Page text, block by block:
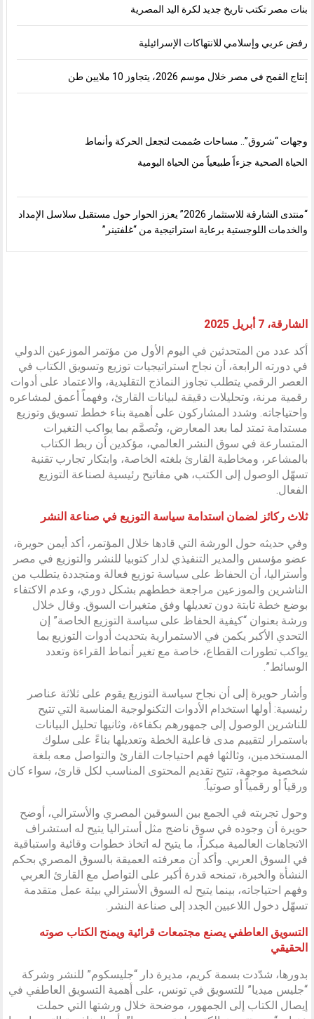
بنات مصر تكتب تاريخ جديد لكرة اليد المصرية
رفض عربي وإسلامي للانتهاكات الإسرائيلية
إنتاج القمح في مصر خلال موسم 2026، يتجاوز 10 ملايين طن
وجهات “شروق”.. مساحات صُممت لتجعل الحركة وأنماط
الحياة الصحية جزءاً طبيعياً من الحياة اليومية
“منتدى الشارقة للاستثمار 2026” يعزز الحوار حول مستقبل سلاسل الإمداد
والخدمات اللوجستية برعاية استراتيجية من “غلفتينر”
الشارقة، 7 أبريل 2025
أكد عدد من المتحدثين في اليوم الأول من مؤتمر الموزعين الدولي
في دورته الرابعة، أن نجاح استراتيجيات توزيع وتسويق الكتاب في
العصر الرقمي يتطلب تجاوز النماذج التقليدية، والاعتماد على أدوات
رقمية مرنة، وتحليلات دقيقة لبيانات القارئ، وفهماً أعمق لمشاعره
واحتياجاته. وشدد المشاركون على أهمية بناء خطط تسويق وتوزيع
مستدامة تمتد لما بعد المعارض، وتُصمَّم بما يواكب التغيرات
المتسارعة في سوق النشر العالمي، مؤكدين أن ربط الكتاب
بالمشاعر، ومخاطبة القارئ بلغته الخاصة، وابتكار تجارب تقنية
تسهّل الوصول إلى الكتب، هي مفاتيح رئيسية لصناعة التوزيع
الفعال.
ثلاث ركائز لضمان استدامة سياسة التوزيع في صناعة النشر
وفي حديثه حول الورشة التي قادها خلال المؤتمر، أكد أيمن حويرة،
عضو مؤسس والمدير التنفيذي لدار كتوبيا للنشر والتوزيع في مصر
وأستراليا، أن الحفاظ على سياسة توزيع فعالة ومتجددة يتطلب من
الناشرين والموزعين مراجعة خططهم بشكل دوري، وعدم الاكتفاء
بوضع خطة ثابتة دون تعديلها وفق متغيرات السوق. وقال خلال
ورشة بعنوان “كيفية الحفاظ على سياسة التوزيع الخاصة” إن
التحدي الأكبر يكمن في الاستمرارية بتحديث أدوات التوزيع بما
يواكب تطورات القطاع، خاصة مع تغير أنماط القراءة وتعدد
الوسائط”.
وأشار حويرة إلى أن نجاح سياسة التوزيع يقوم على ثلاثة عناصر
رئيسية: أولها استخدام الأدوات التكنولوجية المناسبة التي تتيح
للناشرين الوصول إلى جمهورهم بكفاءة، وثانيها تحليل البيانات
باستمرار لتقييم مدى فاعلية الخطة وتعديلها بناءً على سلوك
المستخدمين، وثالثها فهم احتياجات القارئ والتواصل معه بلغة
شخصية موجهة، تتيح تقديم المحتوى المناسب لكل قارئ، سواء كان
ورقياً أو رقمياً أو صوتياً.
وحول تجربته في الجمع بين السوقين المصري والأسترالي، أوضح
حويرة أن وجوده في سوق ناضج مثل أستراليا يتيح له استشراف
الاتجاهات العالمية مبكراً، ما يتيح له اتخاذ خطوات وقائية واستباقية
في السوق العربي. وأكد أن معرفته العميقة بالسوق المصري بحكم
النشأة والخبرة، تمنحه قدرة أكبر على التواصل مع القارئ العربي
وفهم احتياجاته، بينما يتيح له السوق الأسترالي بيئة عمل متقدمة
تسهّل دخول اللاعبين الجدد إلى صناعة النشر.
التسويق العاطفي يصنع مجتمعات قرائية ويمنح الكتاب صوته
الحقيقي
بدورها، شدّدت بسمة كريم، مديرة دار “جليسكوم” للنشر وشركة
“جليس ميديا” للتسويق في تونس، على أهمية التسويق العاطفي في
إيصال الكتاب إلى الجمهور، موضحة خلال ورشتها التي حملت